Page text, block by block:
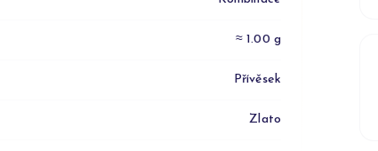
≈ 1.00 g
Přívěsek
Zlato